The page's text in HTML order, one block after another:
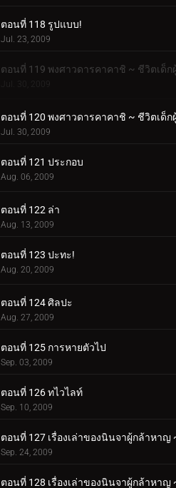
ตอนที่ 118 รูปแบบ!
Jul. 23, 2009
ตอนที่ 119 พงศาวดารคาคาชิ ~ ชีวิตเด็
Jul. 30, 2009
ตอนที่ 120 พงศาวดารคาคาชิ ~ ชีวิตเด็
Jul. 30, 2009
ตอนที่ 121 ประกอบ
Aug. 06, 2009
ตอนที่ 122 ล่า
Aug. 13, 2009
ตอนที่ 123 ปะทะ!
Aug. 20, 2009
ตอนที่ 124 ศิลปะ
Aug. 27, 2009
ตอนที่ 125 การหายตัวไป
Sep. 03, 2009
ตอนที่ 126 ทไวไลท์
Sep. 10, 2009
ตอนที่ 127 เรื่องเล่าของนินจาผู้กล้าหา
Sep. 24, 2009
ตอนที่ 128 เรื่องเล่าของนินจาผู้กล้าหา